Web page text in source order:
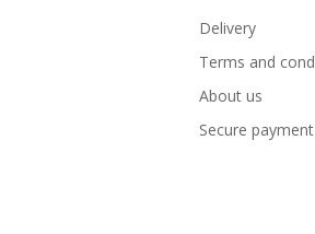
Delivery
Terms and
About us
Secure payment